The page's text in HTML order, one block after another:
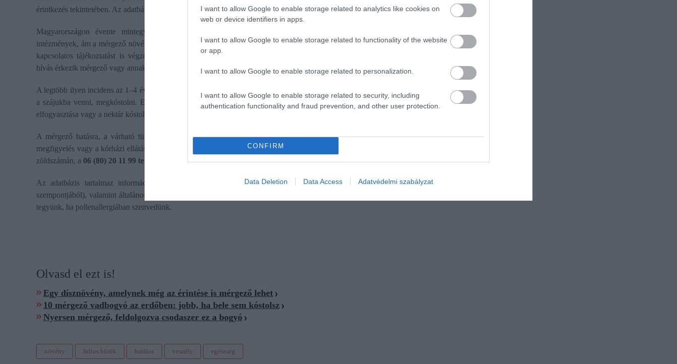
I want to allow Google to enable storage related to analytics like cookies on
web or device identifiers in apps.
I want to allow Google to enable storage related to functionality of the website
or app.
I want to allow Google to enable storage related to personalization.
I want to allow Google to enable storage related to security, including
authentication functionality and fraud prevention, and other user protection.
CONFIRM
Data Deletion Data Access Adatvédelmi szabályzat
érintkezés tekintetében. Az adatbázis itt tekinthető meg.
Magyarországon évente mintegy 200–250 növénymérgezési esetet jelentenek az ellátást végző egészségügyi
intézmények, ám a mérgező növények véletlen vagy szándékos fogyasztása ennél jóval gyakoribb. Az ilyen esetekkel
kapcsolatos tájékoztatást is végző Egészségügyi Toxikológiai Tájékoztató Szolgálathoz (ETTSZ) évente 350–450
hívás érkezik mérgező vagy annak vélt növények lenyelésével, illetve nedvük bőrre kerülésével kapcsolatban.
A legtöbb ilyen incidens az 1–4 éves korosztályt érinti, mivel a kisgyermekek ebben az életkorban hajlamosak mindent
a szájukba venni, megkóstolni. Esetükben leggyakrabban a színes bogyók, virágok, a vázában tartott virág vízének
elfogyasztása vagy a nektár kóstolgatása okozhat mérgezést.
A mérgező hatásra, a várható tünetekre és a szükséges teendőkre – mint például az elsősegélynyújtás, az otthoni
megfigyelés vagy a kórházi ellátás szükségessége – vonatkozóan az ETTSZ ingyenesen hívható, éjjel-nappal elérhető
zöldszámán, a 06 (80) 20 11 99 telefonszámonkérhető tájékoztatás.
Az adatbázis tartalmaz információt a növények által kiváltott hatások erősségéről (mérgezés vagy allergenitás
szempontjából), valamint általános tanácsokat is ad arra vonatkozóan, hogyan előzhetjük meg a mérgezést, illetve mit
tegyünk, ha pollenallergiában szenvedünk.
Olvasd el ezt is!
Egy dísznövény, amelynek még az érintése is mérgező lehet
10 mérgező vadbogyó az erdőben: jobb, ha bele sem kóstolsz
Nyersen mérgező, feldolgozva csodaszer ez a bogyó
növény foltos bürök halálos veszély egészség